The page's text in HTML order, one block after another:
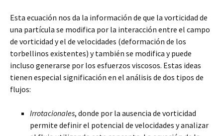
Esta ecuación nos da la información de que la vorticidad de
una partícula se modifica por la interacción entre el campo
de vorticidad y el de velocidades (deformación de los
torbellinos existentes) y también se modifica y puede
incluso generarse por los esfuerzos viscosos. Estas ideas
tienen especial significación en el análisis de dos tipos de
flujos:
Irrotacionales, donde por la ausencia de vorticidad
permite definir el potencial de velocidades y analizar